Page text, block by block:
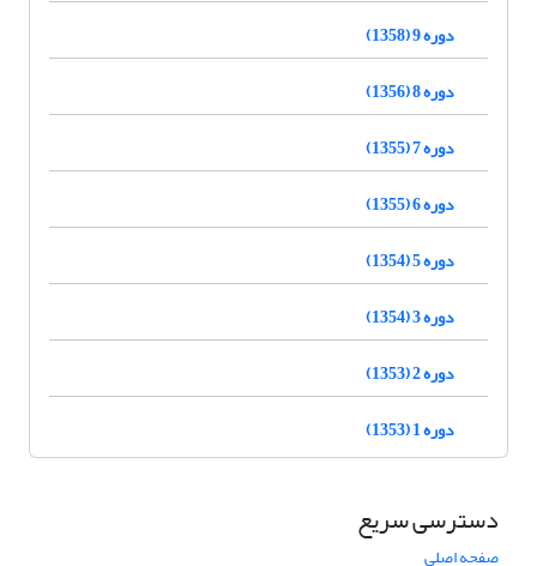
دوره 9 (1358)
دوره 8 (1356)
دوره 7 (1355)
دوره 6 (1355)
دوره 5 (1354)
دوره 3 (1354)
دوره 2 (1353)
دوره 1 (1353)
دسترسی سریع
صفحه اصلی